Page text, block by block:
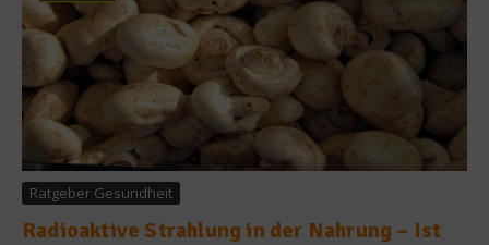
Ratgeber Gesundheit
Radioaktive Strahlung in der Nahrung – Ist